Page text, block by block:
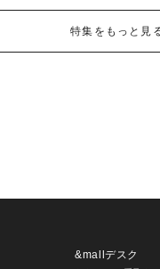
特集をもっと見
&mallデスク